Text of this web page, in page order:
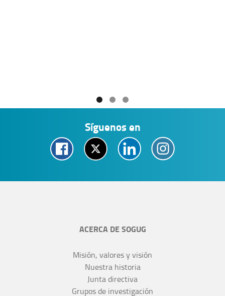
Síguenos en
ACERCA DE SOGUG
Misión, valores y visión
Nuestra historia
Junta directiva
Grupos de investigación